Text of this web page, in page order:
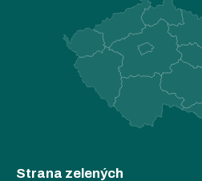
Strana zelených